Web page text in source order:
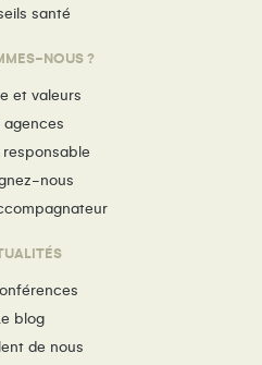
santé
NOUS ?
et valeurs
agences
responsable
nous
blog
de nous